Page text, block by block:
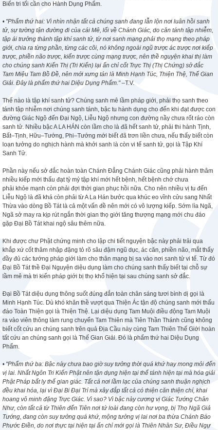
Biến tri tối cần cho Hành Dụng Phẩm.
• "Phẩm thứ hai: Vì nhìn nhận tất cả chúng sanh đang lẫn lộn nơi luân hồi sanh
tử, sự tường tận đường đi của cái Mê, lối về Chánh Giác, do căn tánh tập nhiễm,
tập ái trưởng thành tập khí sanh tử, từ nơi sanh mạng phải thọ mạng theo pháp
giới, chia ra từng phần, từng các cõi, nó không ngoài ngũ trược ác trược nơi kiếp
trược, phiền não trược, kiến trược cùng mạng trược, nên thề nguyện khai thị làm
cho chúng sanh Kiến Thị (Tri Kiến) lại ấn chỉ cốt Trực Thị (Thị Chứng) sở đắc
Tam Miệu Tam Bồ Đề, nên mới xưng tán là Minh Hạnh Túc, Thiện Thệ, Thế Gian
Giải. Đây là phẩm thứ hai Diệu Dụng Phẩm."–T.V.
Thế nào là tập khí sanh tử? Chúng sanh mê lầm pháp giới, phải thọ sanh theo
tánh tập nhiễm nơi chúng sanh tánh, bậc tu hành dụng cho đến khi đạt được con
đường Giác Ngộ đến Đại Ngộ, Liễu Ngộ nhưng con đường nầy chưa rốt ráo còn
sanh tử. Nhiều bậc A LA HÁN còn lầm cho là đã hết sanh tử, phải thi hành Tịnh,
Bất–Tịnh, Hữu–Tướng, Phi–Tướng mới biết đã trơn liền chưa, nếu thấy biết còn
loạn tưởng do nghịch hành mà khởi sanh là còn vi tế sanh tử, gọi là Tập Khí
Sanh Tử.
Phần này nếu sở đắc hoàn toàn Chánh Đẳng Chánh Giác cũng phải hành thâm
nhiều kiếp mới thấu đạt tỷ mỷ tập khí mới hết bệnh, hết bệnh chớ chưa
phải khỏe mạnh còn phải đợi thời gian phục hồi nữa. Cho nên nhiều vị tu đến
Liễu Ngộ là đã khá còn phải từ A La Hán bước qua khúc eo vĩnh cửu sang Nhất
Thừa vào dòng Bồ Tát là cả một vấn đề nên mới có vô lượng kiếp. Sớm lìa Ngã,
Ngã sở may ra kịp rút ngắn thời gian thọ giới tăng thượng mạng mới chu đáo
gặp Đại Bồ Tát khai ngộ sâu thêm nữa.
Khi được chư Phật chứng minh cho lập chi tiết nguyện bậc này phải trải qua
khắp xứ cốt thâm nhập đặng tỏ rõ sâu đậm ngũ dục, ác căn, phiền não, mắt thấy
đầy đủ các tướng pháp giới làm cho thân mạng bị sa vào nơi sanh tử vi tế. Từ đó
Đại Bồ Tát thề Đại Nguyện diệu dụng làm cho chúng sanh thấy biết tại chỗ sự
lầm mê mà tri kiến pháp giới bị thọ khổ hiện tại sau chúng sanh sở đắc.
Đại Bồ Tát diệu dụng thông suốt đúng đắn toàn chân sáng tươi bình dị gọi là
Minh Hạnh Túc. Dù khó khăn thề vượt qua Thiện Ác tận độ chúng sanh mới thấu
đáo Toàn Thiện gọi là Thiện Thệ. Lại diệu dụng Tam Muội điều động Tam Muội
ra vào viên thông làm rung chuyển Tam Thiên mà Tiên Thần Thánh cũng không
biết cốt cứu an chúng sanh trên quả Địa Cầu này cùng Tam Thiên Thế Giới hoàn
tất cứu an chúng sanh gọi là Thế Gian Giải. Đó là phẩm thứ hai Diệu Dụng
Phẩm.
• "Phẩm thứ ba: Bậc này chưa bao giờ suy tưởng thời quá khứ hay mong mỏi đến
vị lai. Nhất Ngôn Tri Kiến Phật nên tận dụng hiện tại thể tánh hiện tại mà hóa giải
Phật Pháp bất ly thế gian giác. Tất cả nơi lầm lạc của chúng sanh thuận nghịch
đều khai hóa, lại vì Đại Bi Đại Trí mà xây đắp tất cả có thiện căn thiện chí, khai
hoang vô minh đặng Trực Giác. Vì sao? Vì bậc này cương vị Giác Tướng Chân
Như, còn tất cả từ Thiên đến Tiên nơi tứ loài đang còn hư vọng, bị Thọ Ngã Giả
Tướng, đang còn suy tưởng quá khứ, mộng tưởng vị lai nơi ba thừa Chánh Báo
Phước Điền, do nơi thực tại hiện tại ấn chỉ mới gọi là Thiên Nhân Sư, Điều Ngự